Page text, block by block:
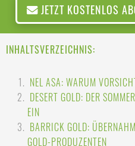
JETZT KOSTENLOS
INHALTSVERZEICHNIS:
NEL ASA: WARUM
DESERT GOLD: DER
EIN
BARRICK GOLD:
GOLD-PRODUZENTEN